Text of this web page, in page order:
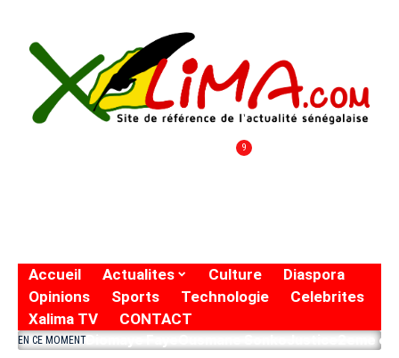
9
Accueil Actualites Culture
Diaspora
Opinions
Sports Technologie
Celebrites
Xalima TV
CONTACT
EN CE MOMENTDiomaye FayeOusmane SonkoJustice2eme